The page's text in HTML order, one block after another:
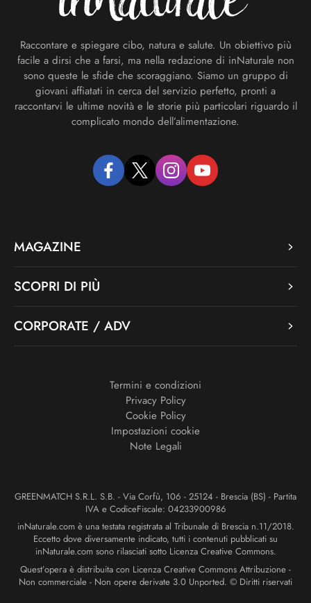
Raccontare e spiegare cibo, natura e salute. Un obiettivo più
facile a dirsi che a farsi, ma nella redazione di inNaturale non
sono queste le sfide che scoraggiano. Siamo un gruppo di
giovani affiatati in cerca del servizio perfetto, pronti a
raccontarvi le ultime novità e le storie più particolari riguardo il
complicato mondo dell’alimentazione.
facebooktwitter instagramyoutube
MAGAZINE
SCOPRI DI PIÙ
CORPORATE / ADV
Termini e condizioni
Privacy Policy
Cookie Policy
Impostazioni cookie
Note Legali
GREENMATCH S.R.L. S.B. - Via Corfù, 106 - 25124 - Brescia (BS) - Partita
IVA e CodiceFiscale: 04233900986
inNaturale.com è una testata registrata al Tribunale di Brescia n.11/2018.
Eccetto dove diversamente indicato, tutti i contenuti pubblicati su
inNaturale.com sono rilasciati sotto Licenza Creative Commons.
Quest’opera è distribuita con Licenza Creative Commons Attribuzione -
Non commerciale - Non opere derivate 3.0 Unported. © Diritti riservati